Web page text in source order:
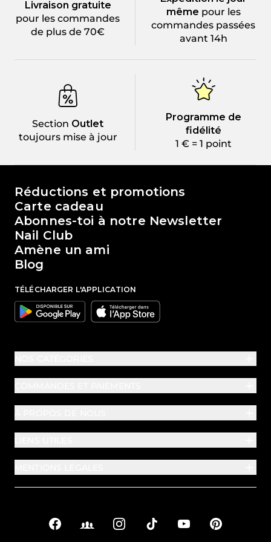
Livraison gratuite
pour les commandes
de plus de 70€
même pour les
commandes passées
avant 14h
Section Outlet
toujours mise à jour
Programme de
fidélité
1 € = 1 point
Le monde de Passione Beauty
Réductions et promotions
Carte cadeau
Abonnes-toi à notre Newsletter
Nail Club
Amène un ami
Blog
TÉLÉCHARGER L'APPLICATION
Google Apple
Liens sociaux
FacebookFacebook Groups
InstagramTikTok YouTubePinterest